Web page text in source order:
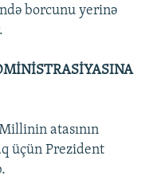
borcunu yerinə
atasının
üçün Prezident